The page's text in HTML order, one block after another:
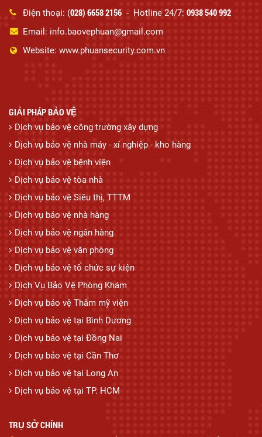
Điện thoại: (028) 6658 2156 - Hotline 24/7: 0938 540 992
Email: info.baovephuan@gmail.com
Website: www.phuansecurity.com.vn
GIẢI PHÁP BẢO VỆ
Dịch vụ bảo vệ công trường xây dựng
Dịch vụ bảo vệ nhà máy - xí nghiệp - kho hàng
Dịch vụ bảo vệ bệnh viện
Dịch vụ bảo vệ tòa nhà
Dịch vụ bảo vệ Siêu thị, TTTM
Dịch vụ bảo vệ nhà hàng
Dịch vụ bảo vệ ngân hàng
Dịch vụ bảo vệ văn phòng
Dịch vụ bảo vệ tổ chức sự kiện
Dịch Vụ Bảo Vệ Phòng Khám
Dịch vụ bảo vệ Thẩm mỹ viện
Dịch vụ bảo vệ tại Bình Dương
Dịch vụ bảo vệ tại Đồng Nai
Dịch vụ bảo vệ tại Cần Thơ
Dịch vụ bảo vệ tại Long An
Dịch vụ bảo vệ tại TP. HCM
TRỤ SỞ CHÍNH